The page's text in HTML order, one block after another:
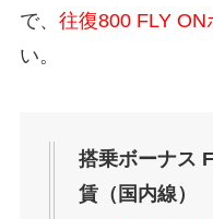
で、 往復800 FLY ON
い。
搭乗ボーナス
賃（国内線）